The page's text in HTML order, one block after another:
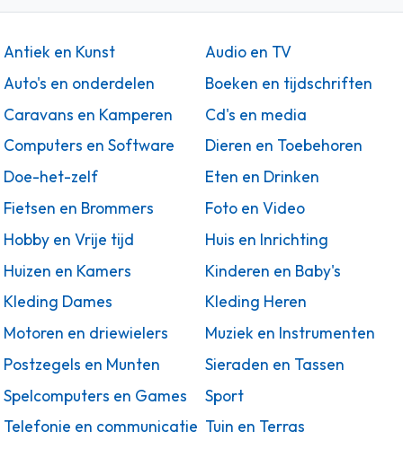
Antiek en Kunst
Audio en TV
Auto's en onderdelen
Boeken en tijdschriften
Caravans en Kamperen
Cd's en media
Computers en Software
Dieren en Toebehoren
Doe-het-zelf
Eten en Drinken
Fietsen en Brommers
Foto en Video
Hobby en Vrije tijd
Huis en Inrichting
Huizen en Kamers
Kinderen en Baby's
Kleding Dames
Kleding Heren
Motoren en driewielers
Muziek en Instrumenten
Postzegels en Munten
Sieraden en Tassen
Spelcomputers en Games
Sport
Telefonie en communicatie Tuin en Terras